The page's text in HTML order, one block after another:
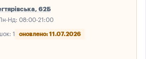
62Б
Нд: 08:00-21:00
1 оновлено: 11.07.2026